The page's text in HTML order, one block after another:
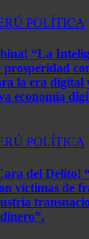
POLÍTICA
“La
prosperidad
la era digital
economía
POLÍTICA
del Delito!
víctimas de